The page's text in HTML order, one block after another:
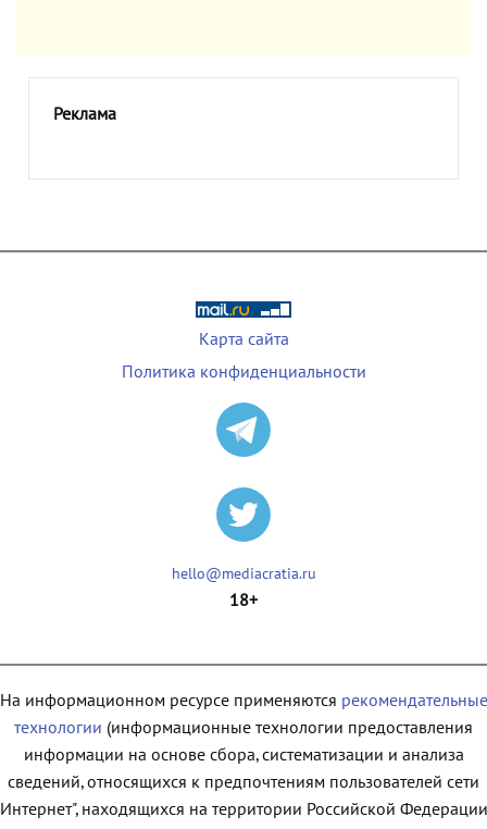
Реклама
Карта сайта
Политика конфиденциальности
hello@mediacratia.ru
18+
На информационном ресурсе применяются рекомендательные
технологии (информационные технологии предоставления
информации на основе сбора, систематизации и анализа
сведений, относящихся к предпочтениям пользователей сети
находящихся на территории Российской